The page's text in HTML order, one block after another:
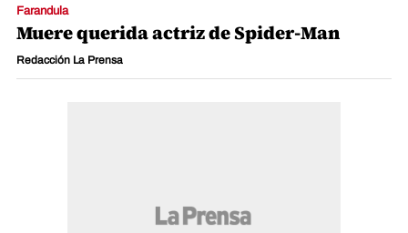
Farandula
Muere querida actriz de Spider-Man
Redacción La Prensa